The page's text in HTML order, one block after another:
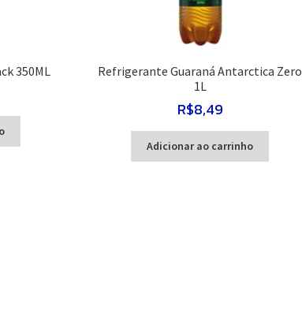
350ML
Refrigerante Guaraná Antarctica Zero
1L
R$8,49
Adicionar ao carrinho